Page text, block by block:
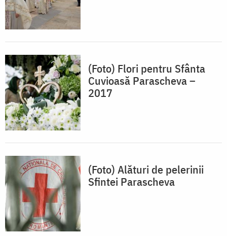
(Foto) Flori pentru Sfânta
Cuvioasă Parascheva –
2017
(Foto) Alături de pelerinii
Sfintei Parascheva